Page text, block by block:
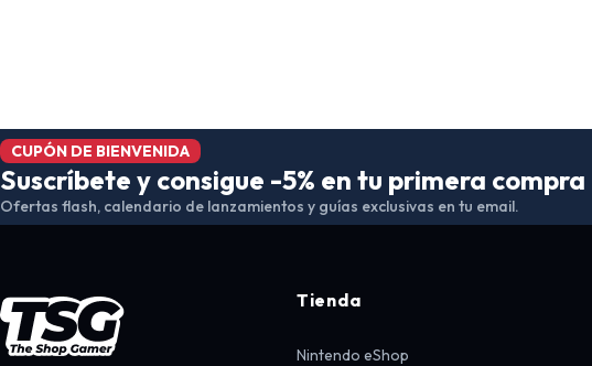
CUPÓN DE BIENVENIDA
Suscríbete y consigue -5% en tu primera compra
Ofertas flash, calendario de lanzamientos y guías exclusivas en tu email.
Tienda
Nintendo eShop